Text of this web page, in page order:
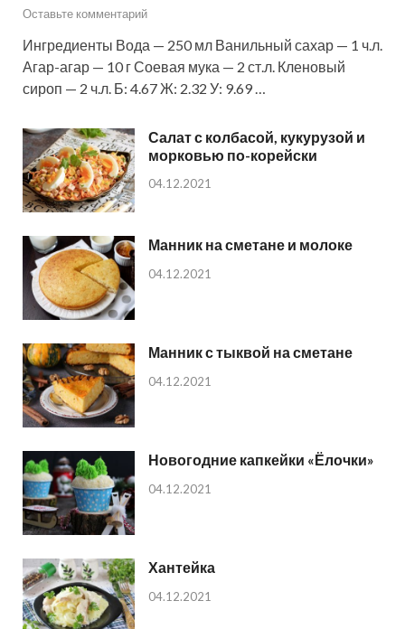
Оставьте комментарий
Ингредиенты Вода — 250 мл Ванильный сахар — 1 ч.л.
Агар-агар — 10 г Соевая мука — 2 ст.л. Кленовый
сироп — 2 ч.л. Б: 4.67 Ж: 2.32 У: 9.69 …
Салат с колбасой, кукурузой и
морковью по-корейски
04.12.2021
Манник на сметане и молоке
04.12.2021
Манник с тыквой на сметане
04.12.2021
Новогодние капкейки «Ёлочки»
04.12.2021
Хантейка
04.12.2021